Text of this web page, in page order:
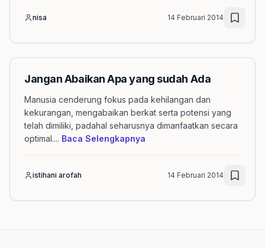
nisa 14 Februari 2014
Jangan Abaikan Apa yang sudah Ada
Manusia cenderung fokus pada kehilangan dan
kekurangan, mengabaikan berkat serta potensi yang
telah dimiliki, padahal seharusnya dimanfaatkan secara
optimal.... Baca Selengkapnya
istihani arofah 14 Februari 2014